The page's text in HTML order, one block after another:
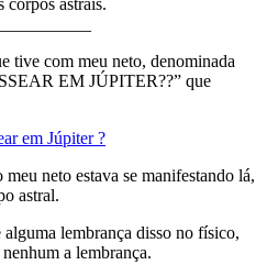
corpos astrais.
tive com meu neto, denominada
EM JÚPITER??” que
em Júpiter ?
neto estava se manifestando lá,
astral.
lembrança disso no físico,
a lembrança.